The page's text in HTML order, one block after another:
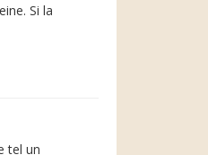
Si la
tel un